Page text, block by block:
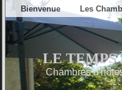
Bienvenue Les
LE TEMPS
Chambres